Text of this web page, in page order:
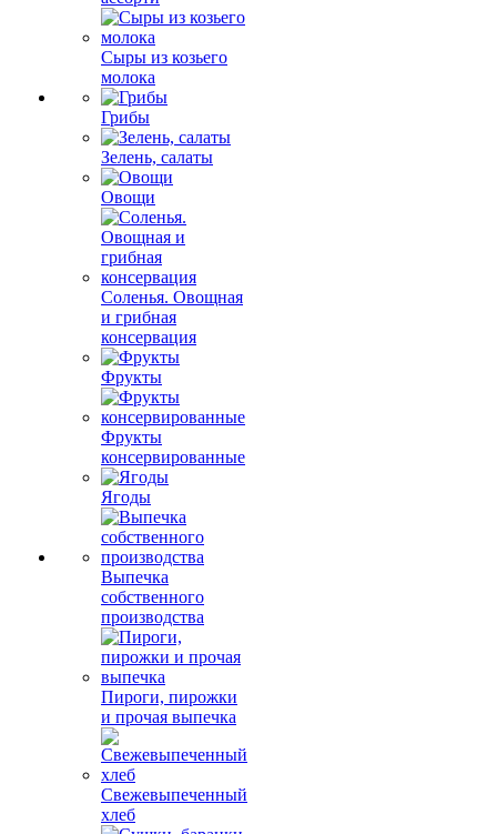
Сыры из козьего
молока
Грибы
Зелень, салаты
Овощи
Соленья. Овощная
и грибная
консервация
Фрукты
Фрукты
консервированные
Ягоды
Выпечка
собственного
производства
Пироги, пирожки
и прочая выпечка
Свежевыпеченный
хлеб